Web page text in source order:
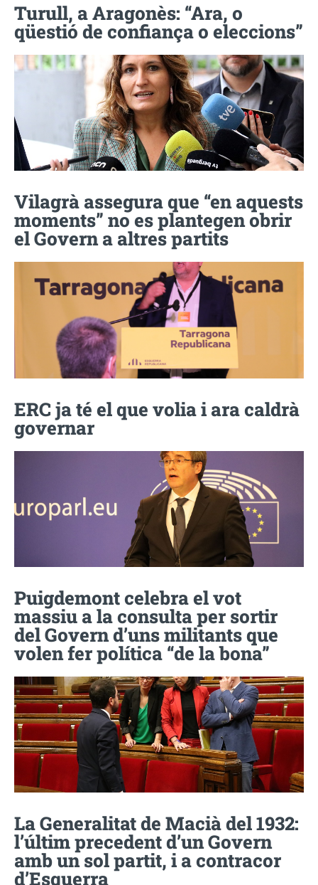
Turull, a Aragonès: “Ara, o
qüestió de confiança o eleccions”
Vilagrà assegura que “en aquests
moments” no es plantegen obrir
el Govern a altres partits
ERC ja té el que volia i ara caldrà
governar
Puigdemont celebra el vot
massiu a la consulta per sortir
del Govern d’uns militants que
volen fer política “de la bona”
La Generalitat de Macià del 1932:
l’últim precedent d’un Govern
amb un sol partit, i a contracor
d’Esquerra